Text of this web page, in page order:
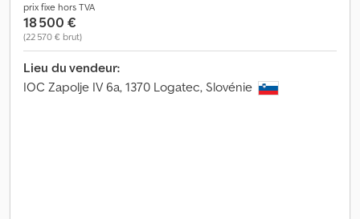
prix fixe hors TVA
18 500 €
(22 570 € brut)
Lieu du vendeur:
IOC Zapolje IV 6a, 1370 Logatec, Slovénie